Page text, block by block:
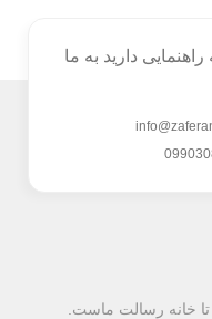
دارید به ما
خانه رسالت ماست.